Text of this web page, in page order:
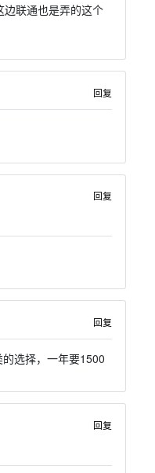
联通也是弄的这个
回复
回复
回复
选择，一年要1500
回复